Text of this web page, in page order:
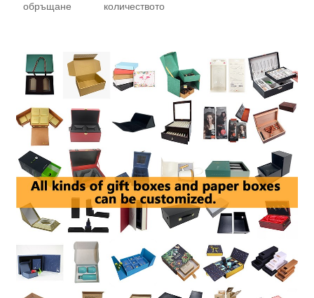
обръщане
количеството